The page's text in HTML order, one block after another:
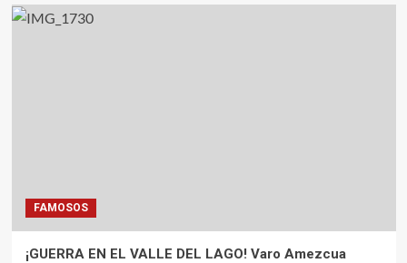
FAMOSOS
¡GUERRA EN EL VALLE DEL LAGO! Varo Amezcua